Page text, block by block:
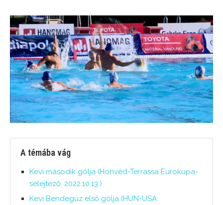
A témába vág
Kevi második gólja (Honvéd-Terrassa Eurokupa-
selejtező, 2022.10.13.)
Kevi Bendegúz első gólja (HUN-USA